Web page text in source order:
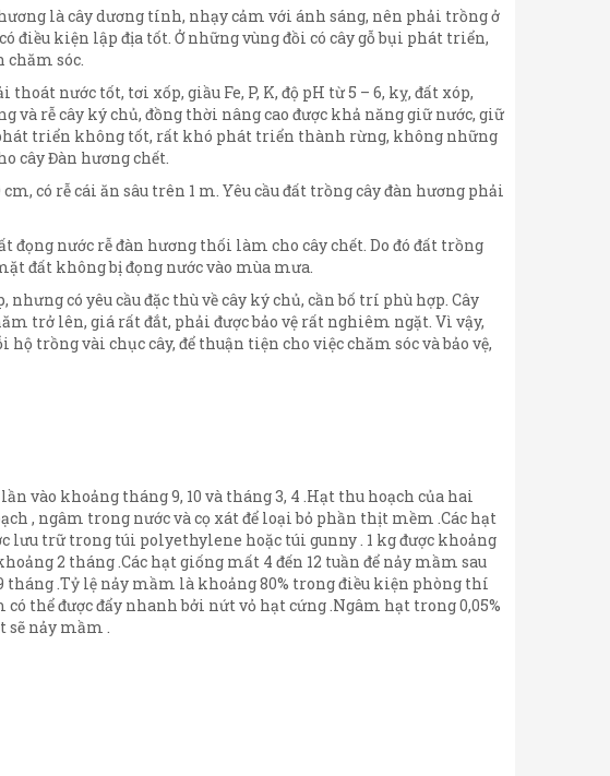
là cây dương tính, nhạy cảm với ánh sáng, nên phải trồng ở
điều kiện lập địa tốt. Ở những vùng đồi có cây gỗ bụi phát triển,
chăm sóc.
nước tốt, tơi xốp, giầu Fe, P, K, độ pH từ 5 – 6, kỵ, đất xóp,
và rễ cây ký chủ, đồng thời nâng cao được khả năng giữ nước, giữ
triển không tốt, rất khó phát triển thành rừng, không những
cây Đàn hương chết.
có rễ cái ăn sâu trên 1 m. Yêu cầu đất trồng cây đàn hương phải
đọng nước rễ đàn hương thối làm cho cây chết. Do đó đất trồng
đất không bị đọng nước vào mùa mưa.
có yêu cầu đặc thù về cây ký chủ, cần bố trí phù hợp. Cây
trở lên, giá rất đắt, phải được bảo vệ rất nghiêm ngặt. Vì vậy,
trồng vài chục cây, để thuận tiện cho việc chăm sóc và bảo vệ,
vào khoảng tháng 9, 10 và tháng 3, 4 .Hạt thu hoạch của hai
, ngâm trong nước và cọ xát để loại bỏ phần thịt mềm .Các hạt
lưu trữ trong túi polyethylene hoặc túi gunny . 1 kg được khoảng
2 tháng .Các hạt giống mất 4 đến 12 tuần để nảy mầm sau
.Tỷ lệ nảy mầm là khoảng 80% trong điều kiện phòng thí
thể được đẩy nhanh bởi nứt vỏ hạt cứng .Ngâm hạt trong 0,05%
nảy mầm .